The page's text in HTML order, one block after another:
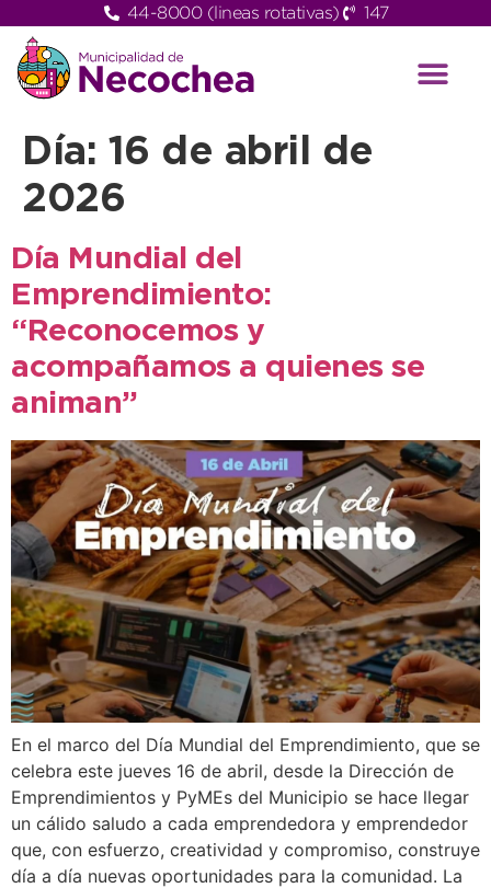
44-8000 (lineas rotativas) 147
Día: 16 de abril de
2026
Día Mundial del
Emprendimiento:
“Reconocemos y
acompañamos a quienes se
animan”
En el marco del Día Mundial del Emprendimiento, que se
celebra este jueves 16 de abril, desde la Dirección de
Emprendimientos y PyMEs del Municipio se hace llegar
un cálido saludo a cada emprendedora y emprendedor
que, con esfuerzo, creatividad y compromiso, construye
día a día nuevas oportunidades para la comunidad. La